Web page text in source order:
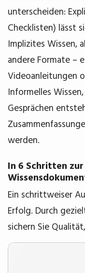
unterscheiden:
Checklisten) lässt
Implizites Wissen,
andere Formate –
Videoanleitungen
Informelles
Gesprächen
werden.
In 6 Schritten
Ein schrittweiser
Erfolg. Durch
sichern Sie